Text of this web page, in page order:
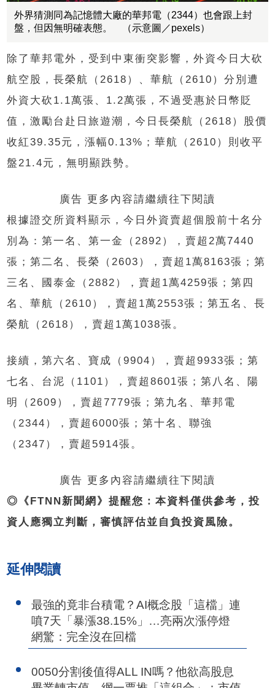
外界猜測同為記憶體大廠的華邦電（2344）也會跟上封
盤，但因無明確表態。 （示意圖／pexels）
除了華邦電外，受到中東衝突影響，外資今日大砍
航空股，長榮航（2618）、華航（2610）分別遭
外資大砍1.1萬張、1.2萬張，不過受惠於日幣貶
值，激勵台赴日旅遊潮，今日長榮航（2618）股價
收紅39.35元，漲幅0.13%；華航（2610）則收平
盤21.4元，無明顯跌勢。
廣告 更多內容請繼續往下閱讀
根據證交所資料顯示，今日外資賣超個股前十名分
別為：第一名、第一金（2892），賣超2萬7440
張；第二名、長榮（2603），賣超1萬8163張；第
三名、國泰金（2882），賣超1萬4259張；第四
名、華航（2610），賣超1萬2553張；第五名、長
榮航（2618），賣超1萬1038張。
接續，第六名、寶成（9904），賣超9933張；第
七名、台泥（1101），賣超8601張；第八名、陽
明（2609），賣超7779張；第九名、華邦電
（2344），賣超6000張；第十名、聯強
（2347），賣超5914張。
廣告 更多內容請繼續往下閱讀
◎《FTNN新聞網》提醒您：本資料僅供參考，投
資人應獨立判斷，審慎評估並自負投資風險。
延伸閱讀
最強的竟非台積電？AI概念股「這檔」連
噴7天「暴漲38.15%」…亮兩次漲停燈
網驚：完全沒在回檔
0050分割後值得ALL IN嗎？他欲高股息